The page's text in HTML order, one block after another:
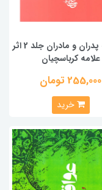
کتاب به پدران و مادران جلد 2 اثر
علامه کرباسچیان
255,000 تومان
خرید